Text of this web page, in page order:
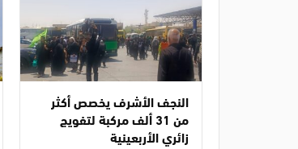
النجف الأشرف يخصص أكثر
من 31 ألف مركبة لتفويج
زائري الأربعينية